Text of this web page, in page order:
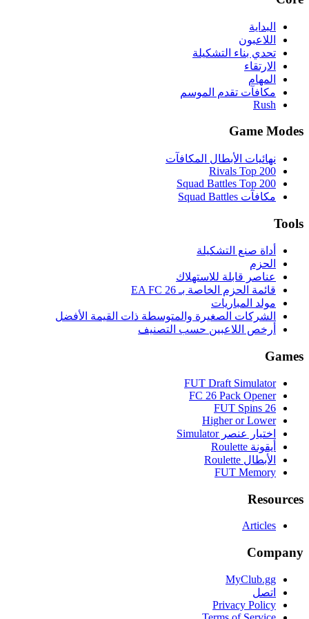
البداية
اللاعبون
تحدي بناء التشكيلة
الارتقاء
المهام
مكافآت تقدم الموسم
Rush
Game Modes
نهائيات الأبطال المكافآت
Rivals Top 200
Squad Battles Top 200
مكافآت Squad Battles
Tools
أداة صنع التشكيلة
الحزم
عناصر قابلة للاستهلاك
قائمة الحزم الخاصة بـ EA FC 26
مولد المباريات
الشركات الصغيرة والمتوسطة ذات القيمة الأفضل
أرخص اللاعبين حسب التصنيف
Games
FUT Draft Simulator
FC 26 Pack Opener
FUT Spins 26
Higher or Lower
اختيار عنصر Simulator
أيقونة Roulette
الأبطال Roulette
FUT Memory
Resources
Articles
Company
MyClub.gg
اتصل
Privacy Policy